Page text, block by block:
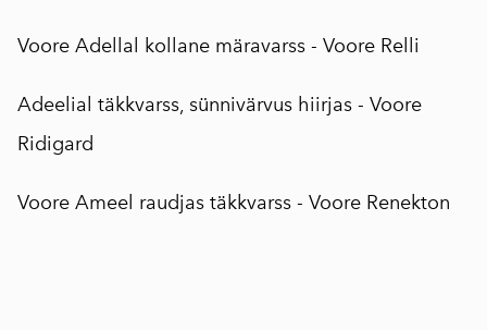
Voore Adellal kollane märavarss - Voore Relli
Adeelial täkkvarss, sünnivärvus hiirjas - Voore
Ridigard
Voore Ameel raudjas täkkvarss - Voore Renekton